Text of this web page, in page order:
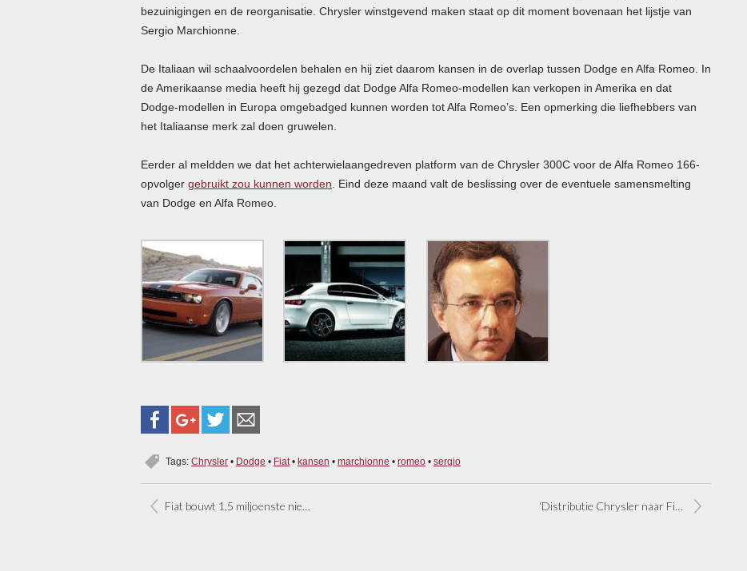
bezuinigingen en de reorganisatie. Chrysler winstgevend maken staat op dit moment bovenaan het lijstje van
Sergio Marchionne.
De Italiaan wil schaalvoordelen behalen en hij ziet daarom kansen in de overlap tussen Dodge en Alfa Romeo. In
de Amerikaanse media heeft hij gezegd dat Dodge Alfa Romeo-modellen kan verkopen in Amerika en dat
Dodge-modellen in Europa omgebadged kunnen worden tot Alfa Romeo’s. Een opmerking die liefhebbers van
het Italiaanse merk zal doen gruwelen.
Eerder al meldden we dat het achterwielaangedreven platform van de Chrysler 300C voor de Alfa Romeo 166-
opvolger gebruikt zou kunnen worden . Eind deze maand valt de beslissing over de eventuele samensmelting
van Dodge en Alfa Romeo.
Tags: Chrysler • Dodge • Fiat • kansen • marchionne • romeo • sergio
Fiat bouwt 1,5 miljoenste nieuwe Panda ‘Distributie Chrysler naar Fiat-importeurs’